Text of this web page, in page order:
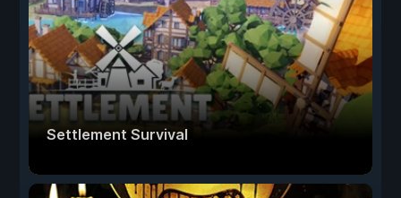
Settlement Survival